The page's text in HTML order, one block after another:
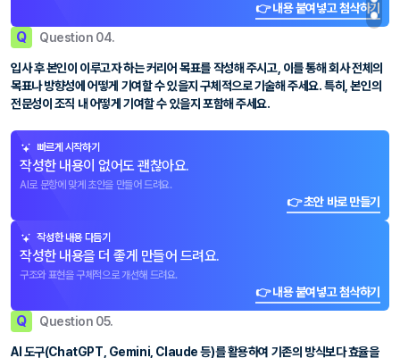
👉 내용 붙여넣고 첨삭하기
Q Question 04.
입사 후 본인이 이루고자 하는 커리어 목표를 작성해 주시고, 이를 통해 회사 전체의
목표나 방향성에 어떻게 기여할 수 있을지 구체적으로 기술해 주세요. 특히, 본인의
전문성이 조직 내 어떻게 기여할 수 있을지 포함해 주세요.
빠르게 시작하기
작성한 내용이 없어도 괜찮아요.
AI로 문항에 맞게 초안을 만들어 드려요.
👉 초안 바로 만들기
작성한 내용 다듬기
작성한 내용을 더 좋게 만들어 드려요.
구조와 표현을 구체적으로 개선해 드려요.
👉 내용 붙여넣고 첨삭하기
Q Question 05.
AI 도구(ChatGPT, Gemini, Claude 등)를 활용하여 기존의 방식보다 효율을